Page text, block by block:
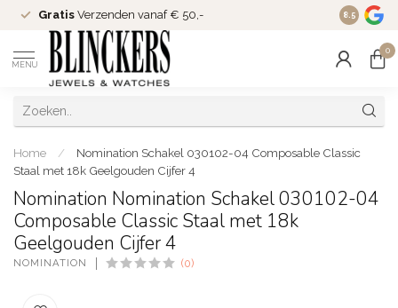
Gratis Verzenden vanaf € 50,- Since
8.5
MENU
0
Home /
Nomination Schakel 030102-04 Composable Classic
Staal met 18k Geelgouden Cijfer 4
Nomination Nomination Schakel 030102-04
Composable Classic Staal met 18k
Geelgouden Cijfer 4
NOMINATION (0)